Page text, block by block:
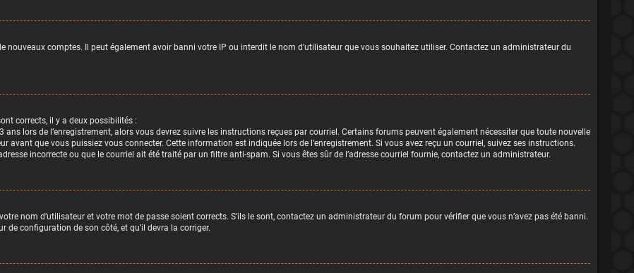
nouveaux comptes. Il peut également avoir banni votre IP ou interdit le nom d’utilisateur que vous souhaitez utiliser. Contactez un administrateur du
corrects, il y a deux possibilités :
lors de l’enregistrement, alors vous devrez suivre les instructions reçues par courriel. Certains forums peuvent également nécessiter que toute nouvelle
que vous puissiez vous connecter. Cette information est indiquée lors de l’enregistrement. Si vous avez reçu un courriel, suivez ses instructions.
incorrecte ou que le courriel ait été traité par un filtre anti-spam. Si vous êtes sûr de l’adresse courriel fournie, contactez un administrateur.
nom d’utilisateur et votre mot de passe soient corrects. S’ils le sont, contactez un administrateur du forum pour vérifier que vous n’avez pas été banni.
de configuration de son côté, et qu’il devra la corriger.